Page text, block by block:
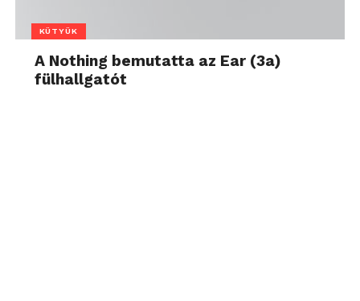
KÜTYÜK
A Nothing bemutatta az Ear (3a)
fülhallgatót